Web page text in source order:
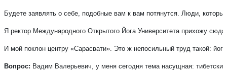
Будете заявлять о себе, подобные вам к вам потянутся. Люди,
Я ректор Международного Открытого Йога Университета прихожу
И мой поклон центру «Сарасвати». Это ж непосильный труд такой:
Вопрос: Вадим Валерьевич, у меня сегодня тема насущная: тибетские